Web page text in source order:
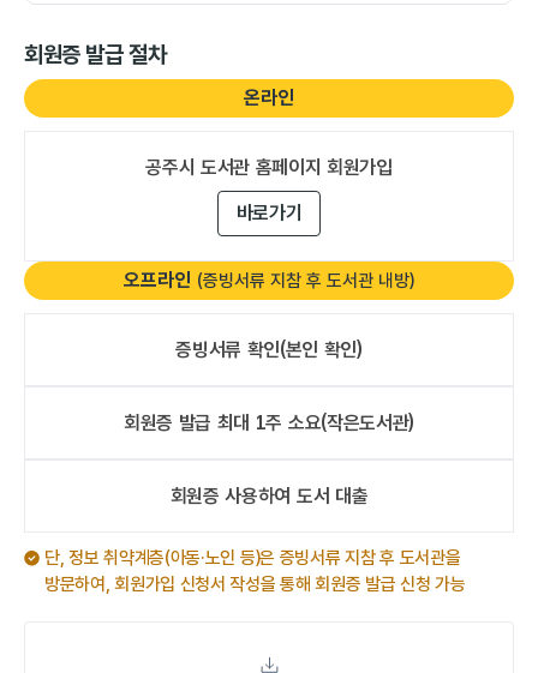
회원증 발급 절차
온라인
공주시 도서관 홈페이지 회원가입
바로가기
오프라인 (증빙서류 지참 후 도서관 내방)
증빙서류 확인(본인 확인)
오프라인
회원증 발급 최대 1주 소요(작은도서관)
오프라인
회원증 사용하여 도서 대출
단, 정보 취약계층(아동·노인 등)은 증빙서류 지참 후 도서관을
방문하여, 회원가입 신청서 작성을 통해 회원증 발급 신청 가능